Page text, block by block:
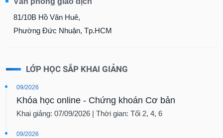
81/10B Hồ Văn Huê,
Phường Đức Nhuận, Tp.HCM
LỚP HỌC SẮP KHAI GIẢNG
09/2026
Khóa học online - Chứng khoán Cơ bản
Khai giảng: 07/09/2026 | Thời gian: Tối 2, 4, 6
09/2026